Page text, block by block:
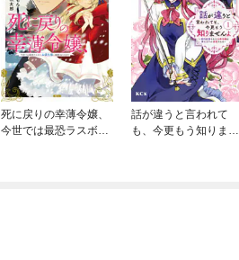
死に戻りの幸薄令嬢、
今世では最恐ラスボス
話が違うと言われて
も、今更もう知りませ